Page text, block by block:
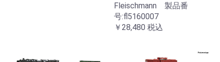
Fleischmann 製品番
号:fl5160007
￥28,480 税込